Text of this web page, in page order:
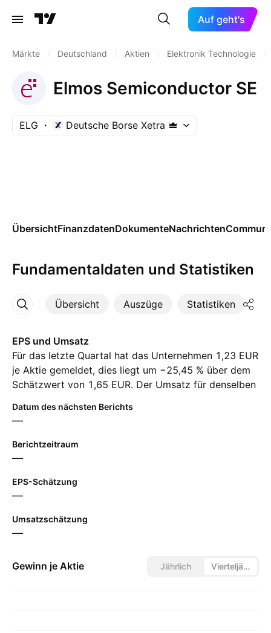
Auf geht's
Märkte Deutschland Aktien Elektronik Technologie
Elmos Semiconductor SE
ELG Deutsche Borse Xetra
ÜbersichtFinanzdatenDokumenteNachrichten
Fundamentaldaten und Statistiken
Übersicht Auszüge Statistiken
Mehr
EPS und Umsatz
Für das letzte Quartal hat das Unternehmen 1,23 EUR
je Aktie gemeldet, dies liegt um −25,45 % über dem
Schätzwert von 1,65 EUR. Der Umsatz für denselben
Schätzung von ‪160,30 M‬ EUR. Für das nächste
von 1,79 EUR und einen Umsatz von ‪166,10 M‬ EUR.
Datum des nächsten Berichts
—
Berichtzeitraum
—
EPS-Schätzung
—
Umsatzschätzung
—
Gewinn je Aktie Jährlich Vierteljährlich